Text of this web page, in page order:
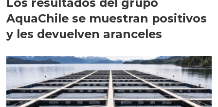
Los resultados del grupo
AquaChile se muestran positivos
y les devuelven aranceles